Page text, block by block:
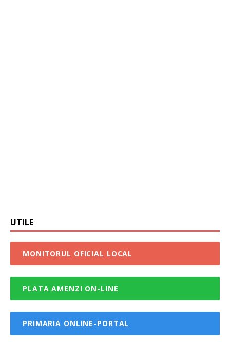
UTILE
MONITORUL OFICIAL LOCAL
PLATA AMENZI ON-LINE
PRIMARIA ONLINE-PORTAL